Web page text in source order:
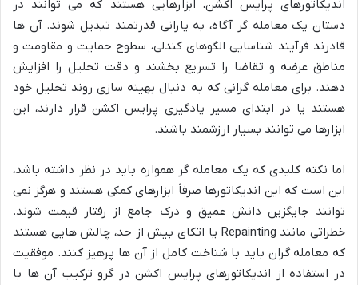
اندیکاتورهای پرایس اکشن، ابزارهایی هستند که می توانند در
دستان یک معامله گر آگاه، به یارانی قدرتمند تبدیل شوند. آن ها
قادرند فرآیند شناسایی الگوهای کندلی، سطوح حمایت و مقاومت و
مناطق عرضه و تقاضا را تسریع بخشند و دقت تحلیل را افزایش
دهند. برای معامله گرانی که به دنبال بهینه سازی روند تحلیل خود
هستند یا در ابتدای مسیر یادگیری پرایس اکشن قرار دارند، این
ابزارها می توانند بسیار ارزشمند باشند.
اما نکته کلیدی که یک معامله گر همواره باید در نظر داشته باشد،
این است که این اندیکاتورها صرفاً ابزارهای کمکی هستند و هرگز نمی
توانند جایگزین دانش عمیق و درک جامع از رفتار قیمت شوند.
خطراتی مانند Repainting یا اتکای بیش از حد، چالش هایی هستند
که معامله گران باید با شناخت کامل از آن ها پرهیز کنند. موفقیت
در استفاده از اندیکاتورهای پرایس اکشن در گرو ترکیب آن ها با